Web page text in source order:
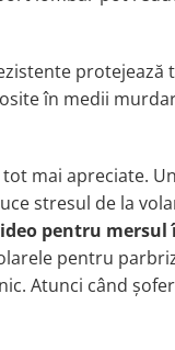
în medii
mai apreciate.
stresul de la
pentru
pentru
Atunci când